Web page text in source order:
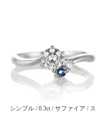
シンプル / 0.3ct / サファイア / ス